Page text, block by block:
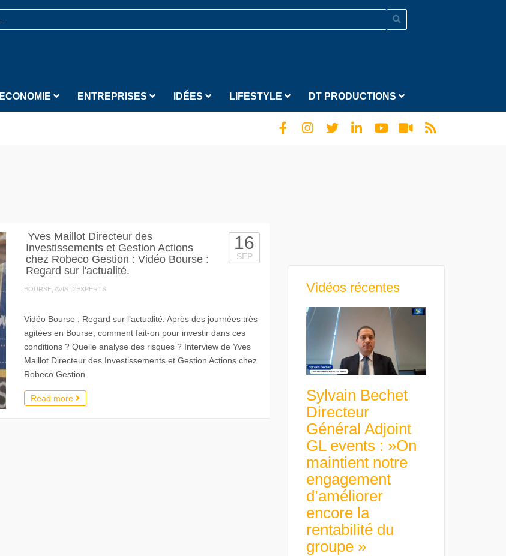
ECONOMIE ENTREPRISES IDÉES LIFESTYLE DT PRODUCTIONS
Yves Maillot Directeur des
Investissements et Gestion Actions
chez Robeco Gestion : Vidéo Bourse :
Regard sur l'actualité.
BOURSE, AVIS D'EXPERTS
16
SEP
Vidéo Bourse : Regard sur l’actualité. Après des journées très
agitées en Bourse, comment fait-on pour investir dans ces
conditions ? Quelle analyse des risques ? Interview de Yves
Maillot Directeur des Investissements et Gestion Actions chez
Robeco Gestion.
Read more
Vidéos récentes
Sylvain Bechet
Directeur
Général Adjoint
GL events : »On
maintient notre
engagement
d’améliorer
encore la
rentabilité du
groupe »